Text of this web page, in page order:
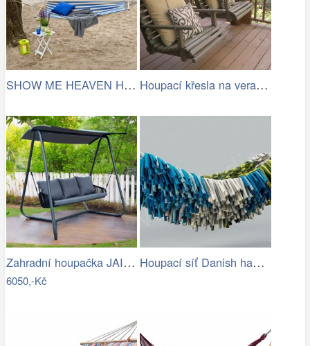
SHOW ME HEAVEN Houpací síť, pruhy… Houpací křesla na verandě
Zahradní houpačka JAIRA Tempo Kondela
6050,-Kč
Houpací síť Danish hammock - Artedio.cz